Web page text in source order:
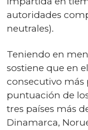
autoridades
neutrales).
Teniendo en
sostiene que en
consecutivo más
puntuación de
tres países más
Dinamarca,